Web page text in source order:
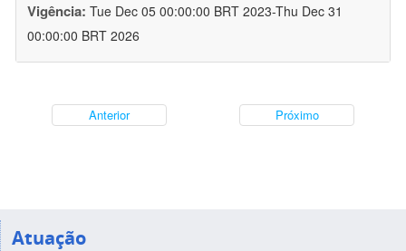
Vigência: Tue Dec 05 00:00:00 BRT 2023-Thu Dec 31
00:00:00 BRT 2026
Anterior Próximo
Atuação